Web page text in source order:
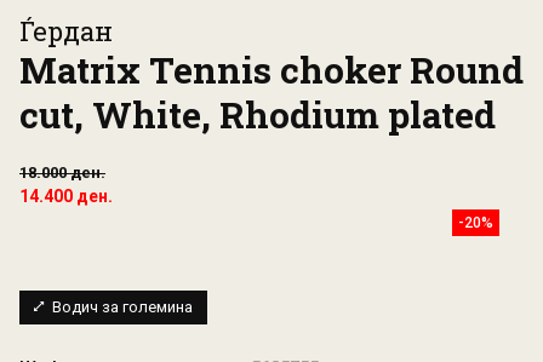
Ѓердан
Matrix Tennis choker Round
cut, White, Rhodium plated
18.000 ден.
14.400 ден.
-20%
Водич за големина